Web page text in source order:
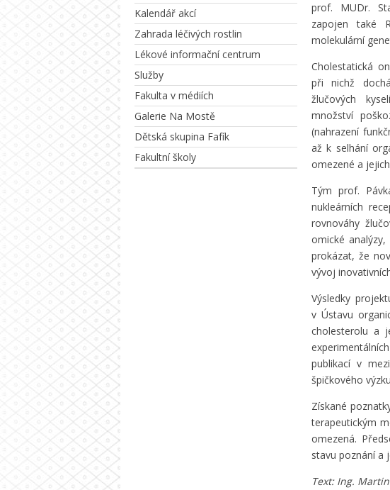
Kalendář akcí
Zahrada léčivých rostlin
Lékové informační centrum
Služby
Fakulta v médiích
Galerie Na Mostě
Dětská skupina Fafík
Fakultní školy
prof. MUDr.
zapojen také
molekulární
Cholestatická
při nichž
žlučových
množství
(nahrazení
až k selhání
omezené a
Tým prof.
nukleárních
rovnováhy
omické
prokázat, že
vývoj
Výsledky
v Ústavu
cholesterolu a
publikací v
špičkového
Získané
terapeutickým
omezená.
stavu poznání a
Text: Ing.